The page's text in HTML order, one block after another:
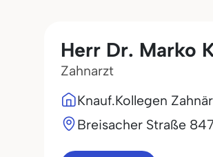
Herr Dr. Marko
Zahnarzt
Knauf.Kollegen
Breisacher Straße 84